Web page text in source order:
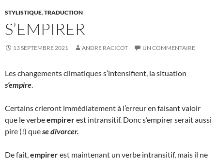
STYLISTIQUE,TRADUCTION
S’EMPIRER
13 SEPTEMBRE 2021 ANDRE RACICOT UN COMMENTAIRE
Les changements climatiques s’intensifient, la situation
s’empire.
Certains crieront immédiatement à l’erreur en faisant valoir
que le verbeempirerest intransitif. Donc s’empirer serait aussi
pire (!) quese divorcer.
De fait,empirerest maintenant un verbe intransitif, mais il ne